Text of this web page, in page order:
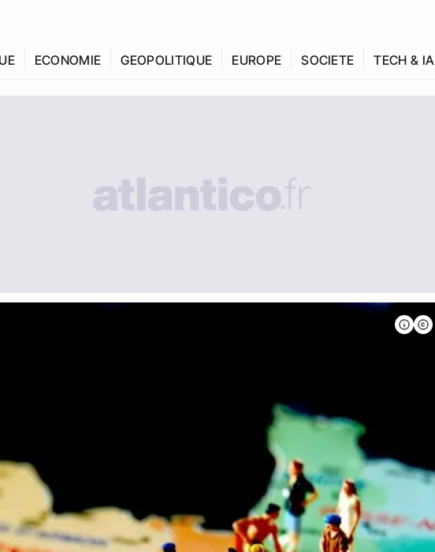
ECONOMIE GEOPOLITIQUE EUROPE SOCIETE TECH & IA